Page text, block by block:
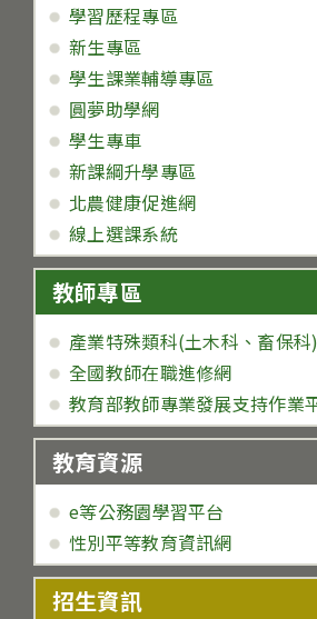
學習歷程專區
新生專區
學生課業輔導專區
圓夢助學網
學生專車
新課綱升學專區
北農健康促進網
線上選課系統
教師專區
產業特殊類科(土木科、畜保科
全國教師在職進修網
教育部教師專業發展支持作業
教育資源
e等公務園學習平台
性別平等教育資訊網
招生資訊